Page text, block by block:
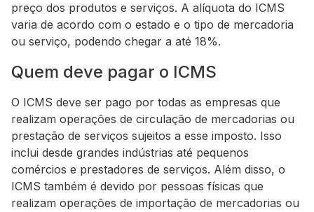
preço dos produtos e serviços. A alíquota do ICMS
varia de acordo com o estado e o tipo de mercadoria
ou serviço, podendo chegar a até 18%.
Quem deve pagar o ICMS
O ICMS deve ser pago por todas as empresas que
realizam operações de circulação de mercadorias ou
prestação de serviços sujeitos a esse imposto. Isso
inclui desde grandes indústrias até pequenos
comércios e prestadores de serviços. Além disso, o
ICMS também é devido por pessoas físicas que
realizam operações de importação de mercadorias ou